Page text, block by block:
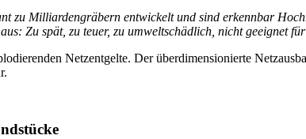
zu Mil­li­ar­den­grä­bern ent­wi­ckelt und sind erkenn­bar
Zu spät, zu teu­er, zu umwelt­schäd­lich, nicht geeig­net
Netz­ent­gel­te. Der über­di­men­sio­nier­te